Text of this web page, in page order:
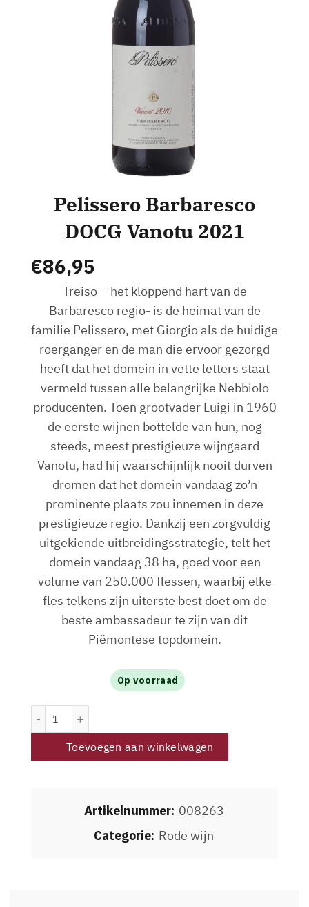
Pelissero Barbaresco
DOCG Vanotu 2021
€86,95
Treiso – het kloppend hart van de
Barbaresco regio- is de heimat van de
familie Pelissero, met Giorgio als de huidige
roerganger en de man die ervoor gezorgd
heeft dat het domein in vette letters staat
vermeld tussen alle belangrijke Nebbiolo
producenten. Toen grootvader Luigi in 1960
de eerste wijnen bottelde van hun, nog
steeds, meest prestigieuze wijngaard
Vanotu, had hij waarschijnlijk nooit durven
dromen dat het domein vandaag zo’n
prominente plaats zou innemen in deze
prestigieuze regio. Dankzij een zorgvuldig
uitgekiende uitbreidingsstrategie, telt het
domein vandaag 38 ha, goed voor een
volume van 250.000 flessen, waarbij elke
fles telkens zijn uiterste best doet om de
beste ambassadeur te zijn van dit
Piëmontese topdomein.
Op voorraad
Toevoegen aan winkelwagen
Artikelnummer: 008263
Categorie: Rode wijn